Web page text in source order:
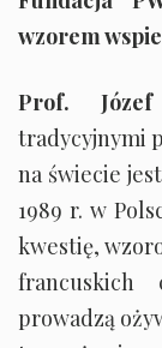
wzorem
Prof. Józef
tradycyjnymi
na świecie
1989 r. w
kwestię,
francuskich
prowadzą